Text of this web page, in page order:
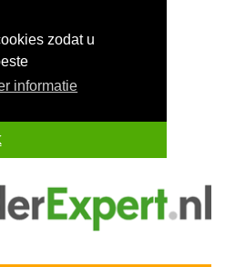
zodat u
informatie